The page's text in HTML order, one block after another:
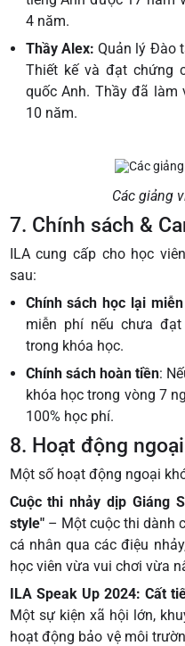
4 năm.
Thầy Alex:Quản lý Đào
Thiết kế và đạt chứng
quốc Anh. Thầy đã làm
10 năm.
Các giảng
7. Chính sách &
ILA cung cấp cho học
sau:
Chính sách học lại
miễn phí nếu chưa
trong khóa học.
Chính sách hoàn tiền:
khóa học trong vòng 7
100% học phí.
8. Hoạt động
Một số hoạt động ngoại
Cuộc thi nhảy dịp Giáng
style"– Một cuộc thi dành
cá nhân qua các điệu
học viên vừa vui chơi vừa
ILA Speak Up 2024: Cất
Một sự kiện xã hội lớn,
hoạt động bảo vệ môi